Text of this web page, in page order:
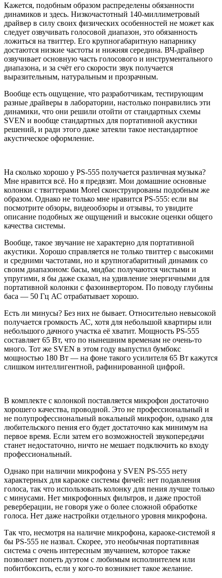
Кажется, подобным образом распределены обязанности
динамиков и здесь. Низкочастотный 140-миллиметровый
драйвер в силу своих физических особенностей не может как
следует озвучивать голосовой диапазон, это обязанность
ложиться на твиттер. Его крупногабаритную напарнику
достаются низкие частоты и нижняя середина. ВЧ-драйвер
озвучивает основную часть голосового и инструментального
диапазона, и за счёт его скорости звук получается
выразительным, натуральным и прозрачным.
Вообще есть ощущение, что разработчикам, тестирующим
разные драйверы в лаборатории, настолько понравились эти
динамики, что они решили отойти от стандартных схемы
SVEN и вообще стандартных для портативной акустики
решений, и ради этого даже затеяли такое нестандартное
акустическое оформление.
На сколько хорошо у PS-555 получается различная музыка?
Мне нравится всё. Но я предвзят. Мои домашние основные
колонки с твиттерами Morel сконструированы подобным же
образом. Однако не только мне нравится PS-555: если вы
посмотрите обзоры, видеообзоры и отзывы, то увидите
описание подобных же ощущений и высокие оценки общего
качества системы.
Вообще, такое звучание не характерно для портативной
акустики. Хорошо справляется не только твиттер с высокими
и средними частотами, но и крупногабаритный динамик со
своим диапазоном: басы, мидбас получаются чистыми и
упругими, я бы даже сказал, на удивление энергичными для
портативной колонки с фазоинвертором. По поводу глубины
баса — 50 Гц АС отрабатывает хорошо.
Есть ли минусы? Без них не бывает. Относительно невысокой
получается громкость АС, хотя для небольшой квартиры или
небольшого дачного участка её хватит. Мощность PS-555
составляет 65 Вт, что по нынешним временам не очень-то
много. Тот же SVEN в этом году выпустил бумбокс
мощностью 180 Вт — на фоне такого усилителя 65 Вт кажутся
слишком интеллигентной, рафинированной цифрой.
В комплекте с колонкой поставляется микрофон достаточно
хорошего качества, проводной. Это не профессиональный и
не полупрофессиональный вокальный микрофон, однако для
любительского пения его будет достаточно как минимум на
первое время. Если затем его возможностей звукопередачи
станет недостаточно, ничто не мешает подключить ко входу
профессиональный.
Однако при наличии микрофона у SVEN PS-555 нету
характерных для караоке системы фичей: нет подавления
голоса, так что использовать колонку для пения лучше только
с минусами. Нет микрофонных фильтров, и даже простой
реверберации, не говоря уже о более сложной обработке
голоса. Нет даже настройки отдельного уровня микрофона.
Так что, несмотря на наличие микрофона, караоке-системой я
бы PS-555 не назвал. Cкорее, это необычная портативная
система с очень интересным звучанием, которое также
позволяет попеть дуэтом с любимым исполнителем или
побитбоксить, если у кого-то возникнет такое желание.